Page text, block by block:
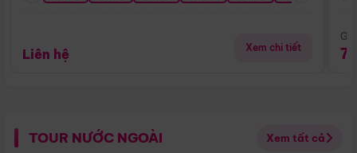
Liên hệ Xem chi tiết
TOUR NƯỚC NGOÀI Xem tất cả
Điểm nổi bật